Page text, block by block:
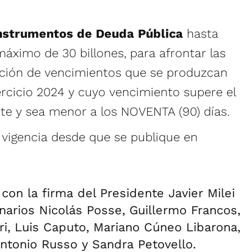
de Deuda Pública hasta
de 30 billones, para afrontar las
de vencimientos que se produzcan
2024 y cuyo vencimiento supere el
y sea menor a los NOVENTA (90) días.
desde que se publique en
la firma del Presidente Javier Milei
Nicolás Posse, Guillermo Francos,
Luis Caputo, Mariano Cúneo Libarona,
Russo y Sandra Petovello.